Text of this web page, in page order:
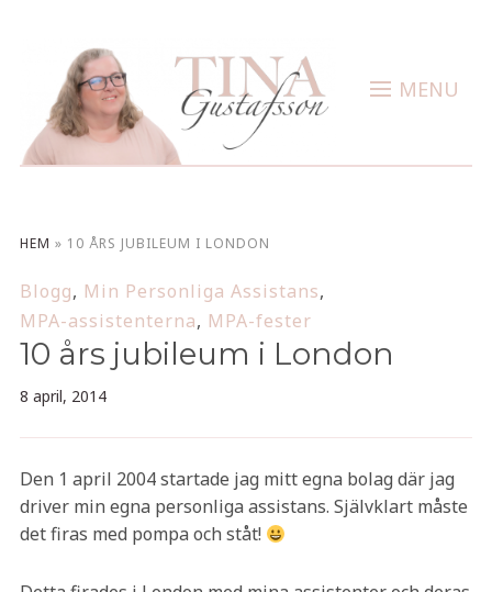
MENU
HEM » 10 ÅRS JUBILEUM I LONDON
Blogg, Min Personliga Assistans,
MPA-assistenterna, MPA-fester
10 års jubileum i London
8 april, 2014
Den 1 april 2004 startade jag mitt egna bolag där jag
driver min egna personliga assistans. Självklart måste
det firas med pompa och ståt!